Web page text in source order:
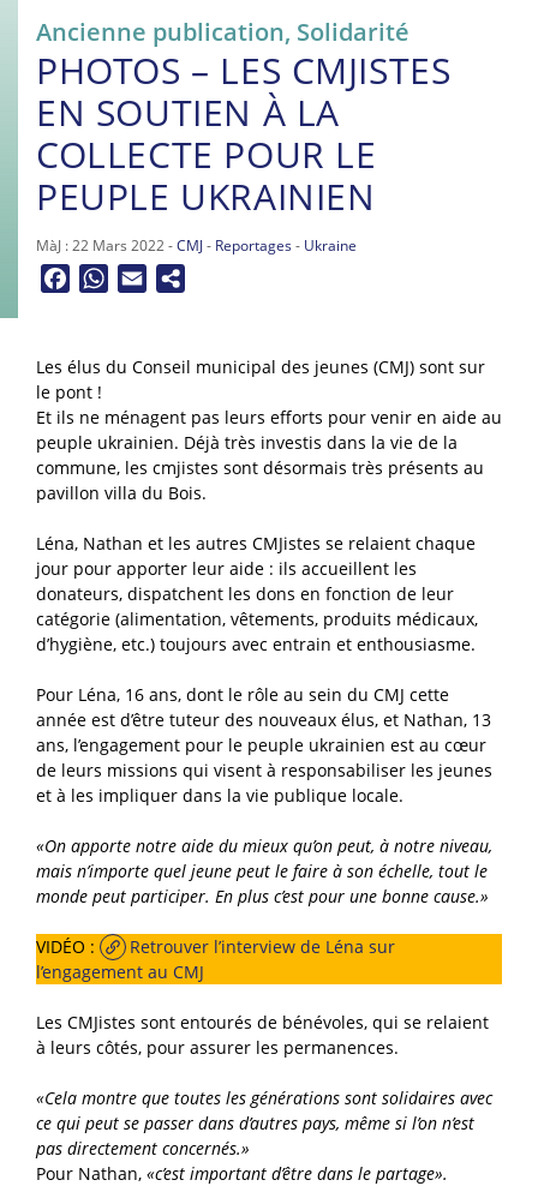
Ancienne publication, Solidarité
PHOTOS – LES CMJISTES
EN SOUTIEN À LA
COLLECTE POUR LE
PEUPLE UKRAINIEN
MàJ : 22 Mars 2022 -CMJ- Reportages- Ukraine
FacebookWhatsApp
Email
Les élus du Conseil municipal des jeunes (CMJ) sont sur
le pont !
Et ils ne ménagent pas leurs efforts pour venir en aide au
peuple ukrainien. Déjà très investis dans la vie de la
commune, les cmjistes sont désormais très présents au
pavillon villa du Bois.
Léna, Nathan et les autres CMJistes se relaient chaque
jour pour apporter leur aide : ils accueillent les
donateurs, dispatchent les dons en fonction de leur
catégorie (alimentation, vêtements, produits médicaux,
d’hygiène, etc.) toujours avec entrain et enthousiasme.
Pour Léna, 16 ans, dont le rôle au sein du CMJ cette
année est d’être tuteur des nouveaux élus, et Nathan, 13
ans, l’engagement pour le peuple ukrainien est au cœur
de leurs missions qui visent à responsabiliser les jeunes
et à les impliquer dans la vie publique locale.
«On apporte notre aide du mieux qu’on peut, à notre niveau,
mais n’importe quel jeune peut le faire à son échelle, tout le
monde peut participer. En plus c’est pour une bonne cause.»
VIDÉO :
Retrouver l’interview de Léna sur
l’engagement au CMJ
Les CMJistes sont entourés de bénévoles, qui se relaient
à leurs côtés, pour assurer les permanences.
«Cela montre que toutes les générations sont solidaires avec
ce qui peut se passer dans d’autres pays, même si l’on n’est
pas directement concernés.»
Pour Nathan, «c’est important d’être dans le partage».